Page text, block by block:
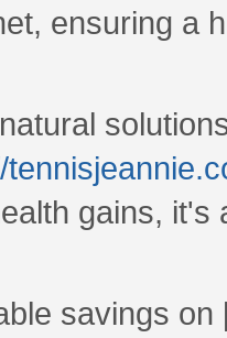
ensuring a
gains,
savings on